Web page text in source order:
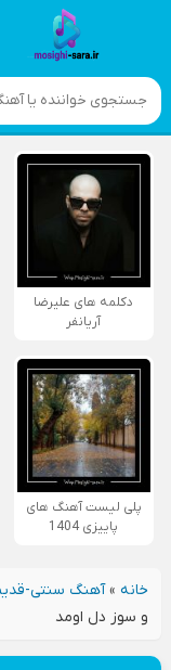
دکلمه های علیرضا
آریانفر
پلی لیست آهنگ های
پاییزی 1404
خانه»آهنگ سنتی-
و سوز دل اومد